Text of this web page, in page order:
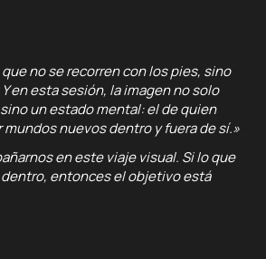
no se recorren con los pies, sino
en esta sesión, la imagen no solo
un estado mental: el de quien
mundos nuevos dentro y fuera de sí.»
en este viaje visual. Si lo que
entonces el objetivo está